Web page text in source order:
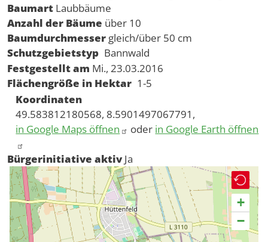
Baumart Laubbäume
Anzahl der Bäume über 10
Baumdurchmesser gleich/über 50 cm
Schutzgebietstyp Bannwald
Festgestellt am Mi., 23.03.2016
Flächengröße in Hektar 1-5
Koordinaten
49.583812180568, 8.5901497067791,
in Google Maps öffnen
oder in Google Earth öffnen
Bürgerinitiative aktiv Ja
+
−